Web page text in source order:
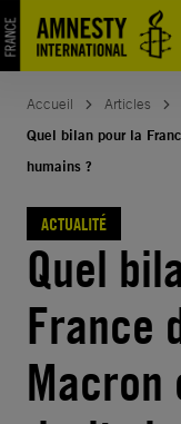
Aller
au
contenu
Accueil Articles
Quel bilan pour la
humains ?
ACTUALITÉ
Quel
France
Macron